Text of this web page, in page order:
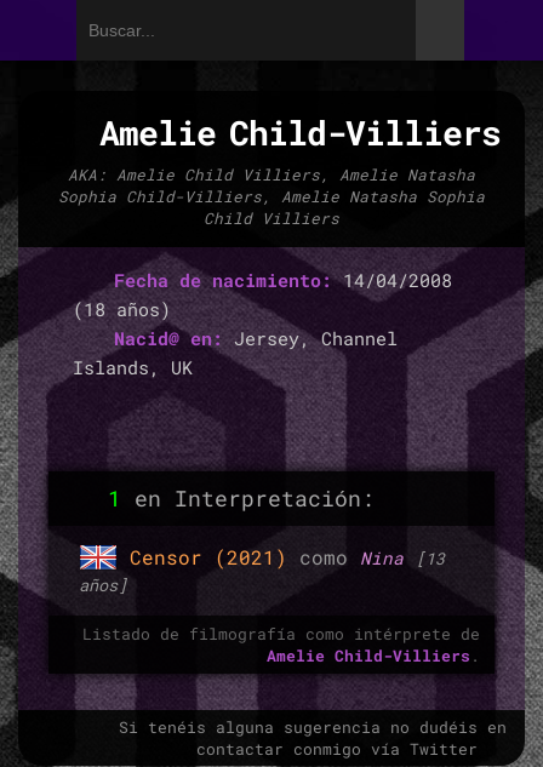
Amelie Child-Villiers
AKA: Amelie Child Villiers, Amelie Natasha
Sophia Child-Villiers, Amelie Natasha Sophia
Child Villiers
Fecha de nacimiento:14/04/2008
(18 años)
Nacid@ en: Jersey, Channel
Islands, UK
1 en Interpretación:
Censor (2021) como Nina
[13
años]
Listado de filmografía como intérprete de
Amelie Child-Villiers .
Si tenéis alguna sugerencia no dudéis en
contactar conmigo vía Twitter